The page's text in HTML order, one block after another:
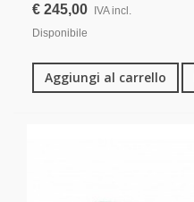
€ 245,00 IVA incl.
Disponibile
Aggiungi al carrello